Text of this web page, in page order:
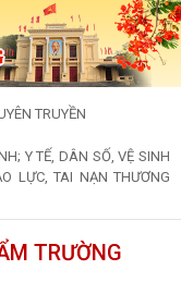
TRUYỀN
Y TẾ, DÂN SỐ, VỆ SINH
LỰC, TAI NẠN THƯƠNG
TRƯỜNG